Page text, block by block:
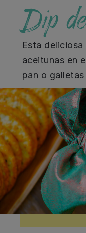
Dip
Esta
aceitunas en
pan o